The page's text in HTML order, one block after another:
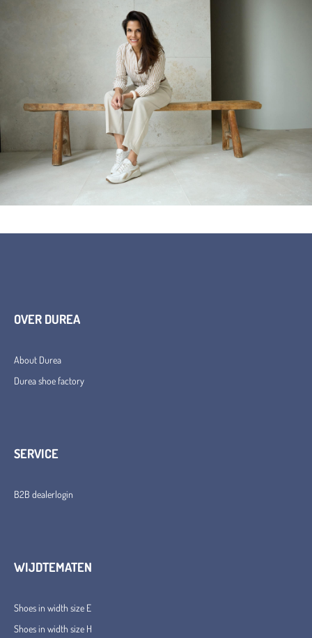
OVER DUREA
About Durea
Durea shoe factory
SERVICE
B2B dealerlogin
WIJDTEMATEN
Shoes in width size E
Shoes in width size H